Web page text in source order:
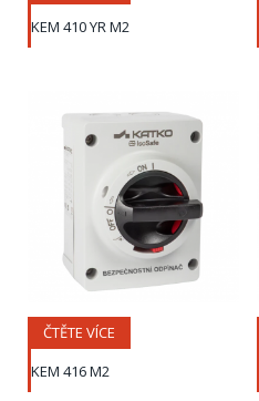
KEM 410 YR M2
ČTĚTE VÍCE
KEM 416 M2